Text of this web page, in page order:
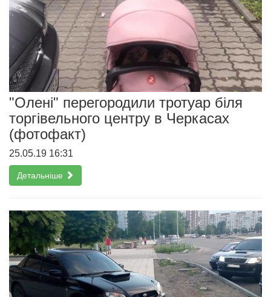
"Олені" перегородили тротуар біля
торгівельного центру в Черкасах
(фотофакт)
25.05.19 16:31
Детальніше